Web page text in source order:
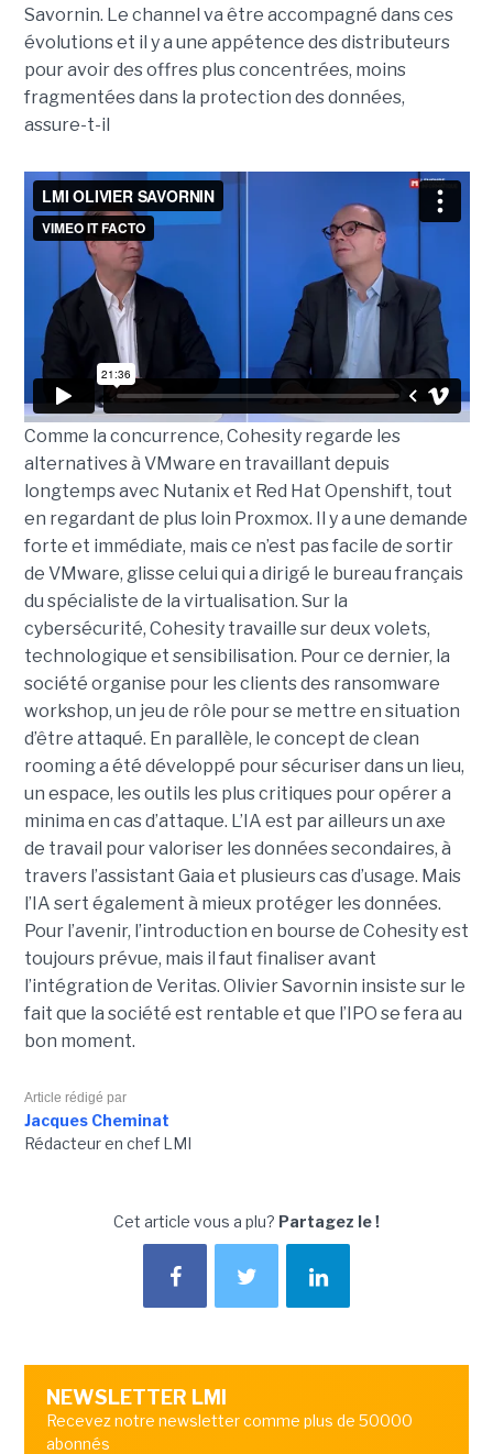
Savornin. Le channel va être accompagné dans ces
évolutions et il y a une appétence des distributeurs
pour avoir des offres plus concentrées, moins
fragmentées dans la protection des données,
assure-t-il
Comme la concurrence, Cohesity regarde les
alternatives à VMware en travaillant depuis
longtemps avec Nutanix et Red Hat Openshift, tout
en regardant de plus loin Proxmox. Il y a une demande
forte et immédiate, mais ce n’est pas facile de sortir
de VMware, glisse celui qui a dirigé le bureau français
du spécialiste de la virtualisation. Sur la
cybersécurité, Cohesity travaille sur deux volets,
technologique et sensibilisation. Pour ce dernier, la
société organise pour les clients des ransomware
workshop, un jeu de rôle pour se mettre en situation
d’être attaqué. En parallèle, le concept de clean
rooming a été développé pour sécuriser dans un lieu,
un espace, les outils les plus critiques pour opérer a
minima en cas d’attaque. L’IA est par ailleurs un axe
de travail pour valoriser les données secondaires, à
travers l’assistant Gaia et plusieurs cas d’usage. Mais
l’IA sert également à mieux protéger les données.
Pour l’avenir, l’introduction en bourse de Cohesity est
toujours prévue, mais il faut finaliser avant
l’intégration de Veritas. Olivier Savornin insiste sur le
fait que la société est rentable et que l’IPO se fera au
bon moment.
Article rédigé par
Jacques Cheminat
Rédacteur en chef LMI
Cet article vous a plu? Partagez le !
NEWSLETTER LMI
Recevez notre newsletter comme plus de 50000
abonnés